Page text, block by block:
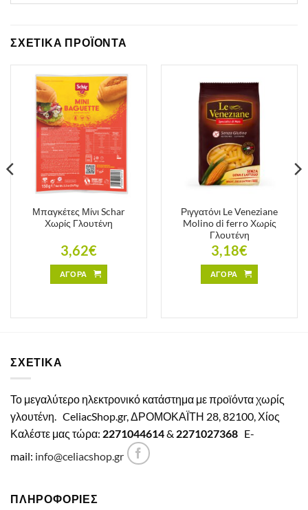
ΣΧΕΤΙΚΑ ΠΡΟΪΟΝΤΑ
Μπαγκέτες Μίνι Schar
Χωρίς Γλουτένη
3,62€
ΑΓΟΡΑ
Ριγγατόνι Le Veneziane
Molino di ferro Χωρίς
Γλουτένη
3,18€
ΑΓΟΡΑ
ΣΧΕΤΙΚΑ
Το μεγαλύτερο ηλεκτρονικό κατάστημα με προϊόντα χωρίς
γλουτένη. CeliacShop.gr, ΔΡΟΜΟΚΑΪΤΗ 28, 82100, Χίος
Καλέστε μας τώρα: 2271044614& 2271027368 E-
mail: info@celiacshop.gr
ΠΛΗΡΟΦΟΡΙΕΣ